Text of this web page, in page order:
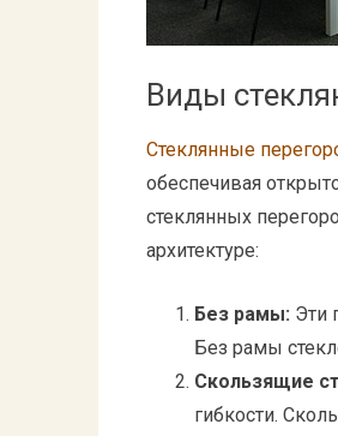
Виды
Стеклянные
обеспечивая
стеклянных
архитектуре:
Без рамы: Эти
Без рамы
Скользящие
гибкости.